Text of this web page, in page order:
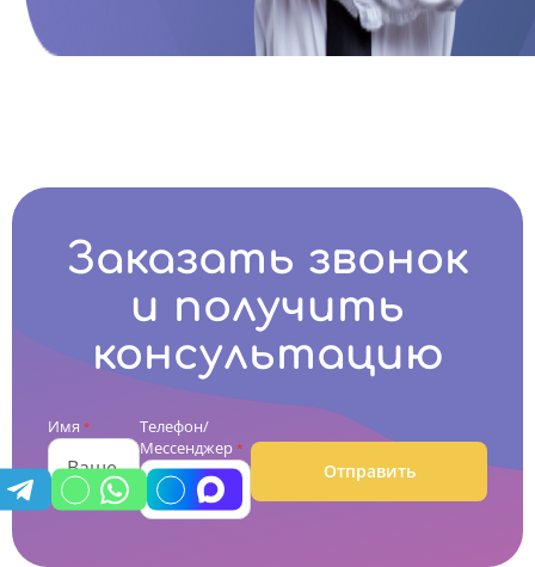
Заказать звонок
и получить
консультацию
Имя *
Телефон/
Мессенджер *
Отправить